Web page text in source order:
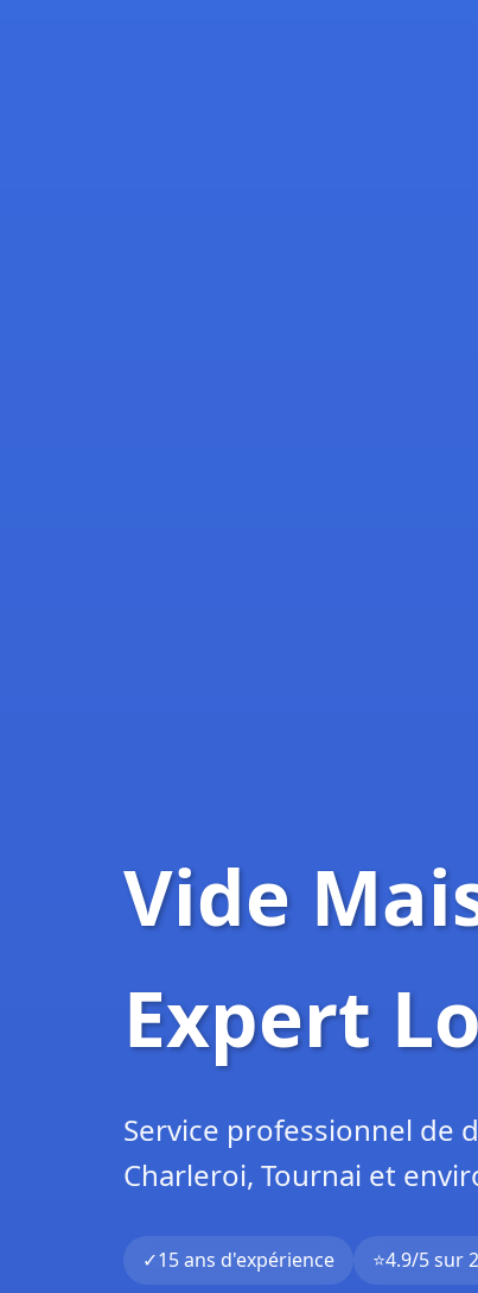
Vide
Expert
Service professionnel de
Charleroi, Tournai et
✓15 ans d'expérience ⭐4.9/5 sur